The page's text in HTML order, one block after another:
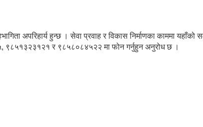
अपरिहार्य हुन्छ । सेवा प्रवाह र विकास निर्माणका काममा
९८५१३२३१२१ र ९८५८०८४५२२ मा फोन गर्नुहुन अनुरोध छ ।